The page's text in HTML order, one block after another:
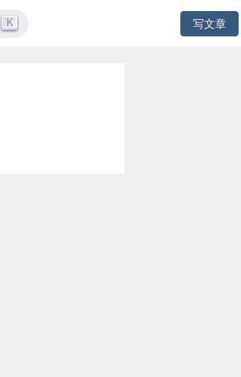
K 写文章